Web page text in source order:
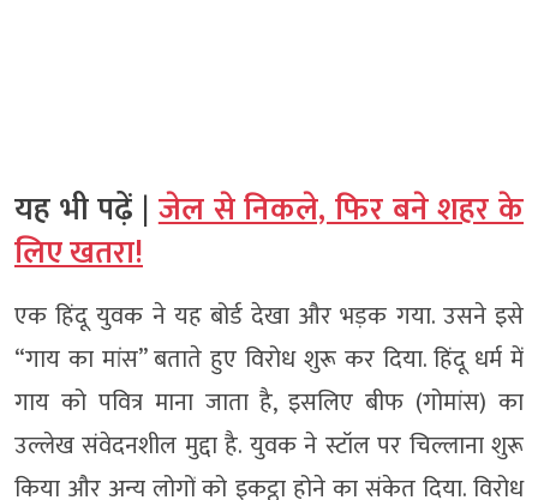
यह भी पढ़ें |जेल से निकले, फिर बने शहर के
लिए खतरा!
एक हिंदू युवक ने यह बोर्ड देखा और भड़क गया. उसने इसे
“गाय का मांस” बताते हुए विरोध शुरू कर दिया. हिंदू धर्म में
गाय को पवित्र माना जाता है, इसलिए बीफ (गोमांस) का
उल्लेख संवेदनशील मुद्दा है. युवक ने स्टॉल पर चिल्लाना शुरू
किया और अन्य लोगों को इकट्ठा होने का संकेत दिया. विरोध